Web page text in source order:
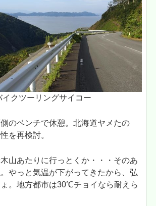
イクツーリングサイコー
のベンチで休憩。北海道ヤメたの
を再検討。
山あたりに行っとくか・・・そのあ
やっと気温が下がってきたから、弘
。地方都市は30℃チョイなら耐えら